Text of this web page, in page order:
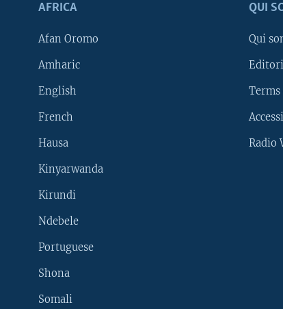
AFRICA
Afan Oromo
Amharic
English
French
Hausa
Kinyarwanda
Kirundi
Ndebele
Portuguese
Shona
Somali
QUI
Qui
Terms
Radio